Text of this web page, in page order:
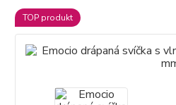
TOP produkt